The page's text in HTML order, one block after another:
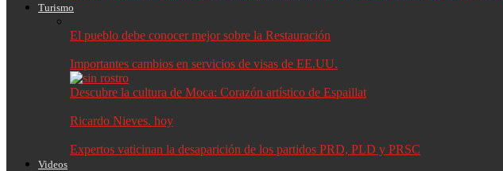
Turismo
El pueblo debe conocer mejor sobre la Restauración
Importantes cambios en servicios de visas de EE.UU.
Descubre la cultura de Moca: Corazón artístico de Espaillat
Ricardo Nieves. hoy
Expertos vaticinan la desaparición de los partidos PRD, PLD y PRSC
Videos